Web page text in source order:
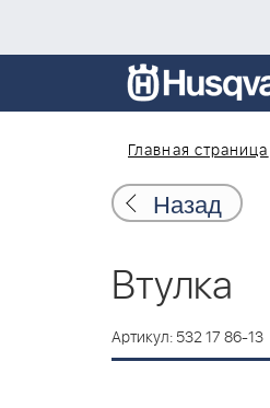
Главная страница
Назад
Втулка
Артикул: 532 17 86-13